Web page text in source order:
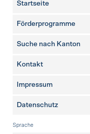
Startseite
Förderprogramme
Suche nach Kanton
weitere Seiten
Kontakt
Impressum
Datenschutz
Sprache